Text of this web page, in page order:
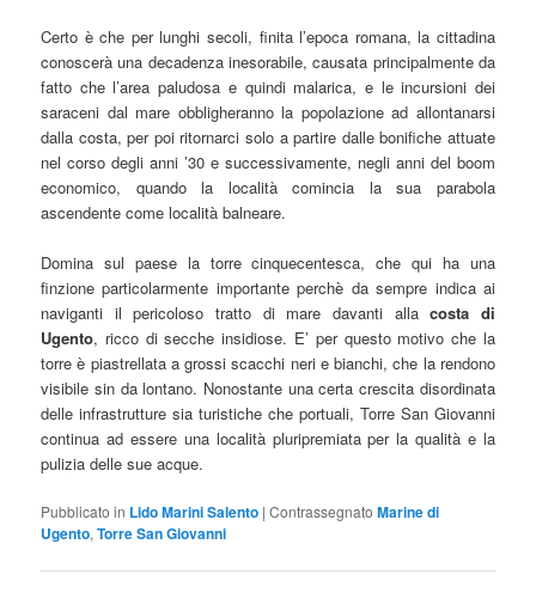
Certo è che per lunghi secoli, finita l’epoca romana, la cittadina
conoscerà una decadenza inesorabile, causata principalmente da
fatto che l’area paludosa e quindi malarica, e le incursioni dei
saraceni dal mare obbligheranno la popolazione ad allontanarsi
dalla costa, per poi ritornarci solo a partire dalle bonifiche attuate
nel corso degli anni ’30 e successivamente, negli anni del boom
economico, quando la località comincia la sua parabola
ascendente come località balneare.
Domina sul paese la torre cinquecentesca, che qui ha una
finzione particolarmente importante perchè da sempre indica ai
naviganti il pericoloso tratto di mare davanti allacosta di
Ugento, ricco di secche insidiose. E’ per questo motivo che la
torre è piastrellata a grossi scacchi neri e bianchi, che la rendono
visibile sin da lontano. Nonostante una certa crescita disordinata
delle infrastrutture sia turistiche che portuali, Torre San Giovanni
continua ad essere una località pluripremiata per la qualità e la
pulizia delle sue acque.
Pubblicato in Lido Marini Salento |Contrassegnato Marine di
Ugento,Torre San Giovanni